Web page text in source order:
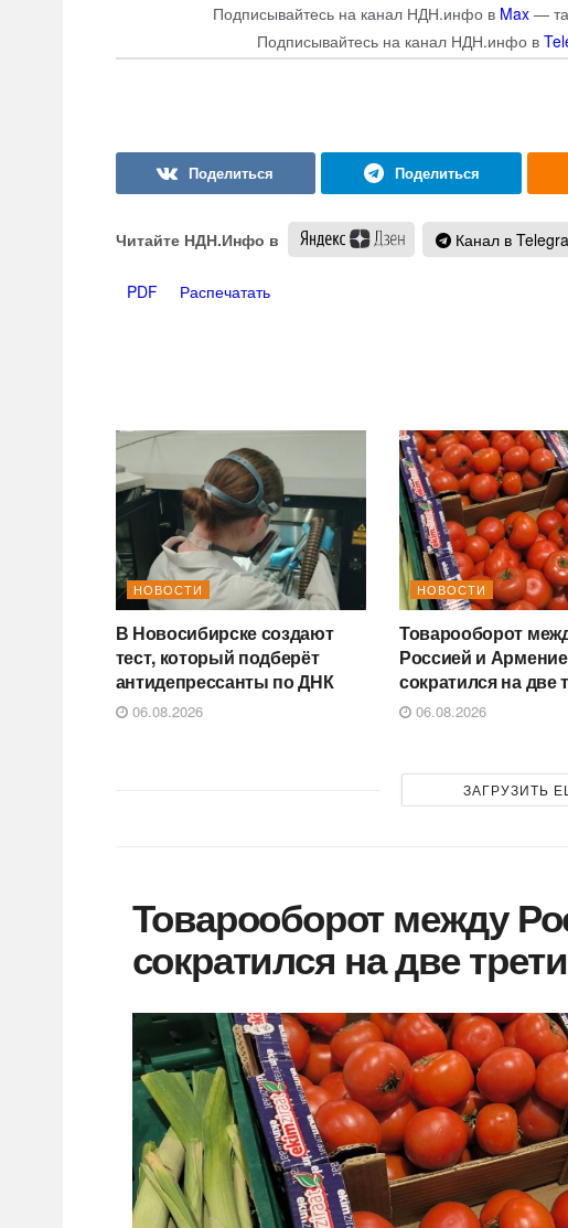
Подписывайтесь на канал НДН.инфо в Max —
Подписывайтесь на канал НДН.инфо в
Читайте НДН.Инфо в Канал в
PDF Распечатать
НОВОСТИ
В Новосибирске создают
тест, который подберёт
антидепрессанты по ДНК
06.08.2026
НОВОСТИ
Товарооборот
Россией и
сократился на две
06.08.2026
ЗАГРУЗИТЬ
Товарооборот между
сократился на две трети